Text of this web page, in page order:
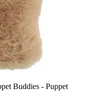
Buddies - Puppet